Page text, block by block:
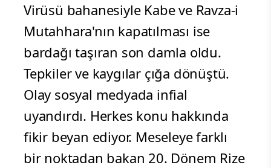
Virüsü bahanesiyle Kabe ve Ravza-i
Mutahhara'nın kapatılması ise
bardağı taşıran son damla oldu.
Tepkiler ve kaygılar çığa dönüştü.
Olay sosyal medyada infial
uyandırdı. Herkes konu hakkında
fikir beyan ediyor. Meseleye farklı
bir noktadan bakan 20. Dönem Rize